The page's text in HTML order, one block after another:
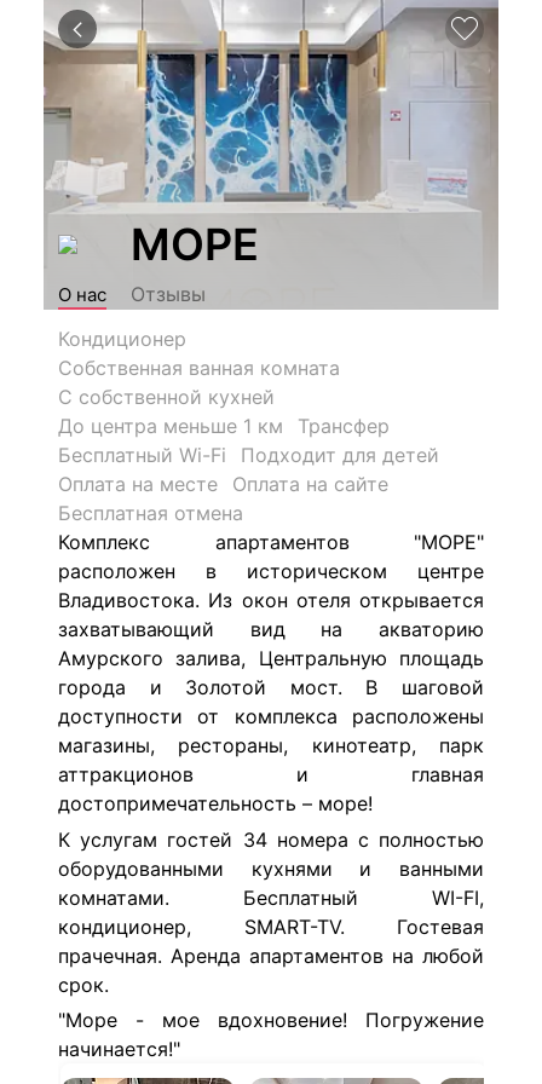
МОРЕ
О нас
Отзывы
Кондиционер
Собственная ванная комната
С собственной кухней
До центра меньше 1 км
Трансфер
Бесплатный Wi-Fi
Подходит для детей
Оплата на месте
Оплата на сайте
Бесплатная отмена
Комплекс апартаментов "МОРЕ"
расположен в историческом центре
Владивостока. Из окон отеля открывается
захватывающий вид на акваторию
Амурского залива, Центральную площадь
города и Золотой мост. В шаговой
доступности от комплекса расположены
магазины, рестораны, кинотеатр, парк
аттракционов и главная
достопримечательность – море!
К услугам гостей 34 номера с полностью
оборудованными кухнями и ванными
комнатами. Бесплатный WI-FI,
кондиционер, SMART-TV. Гостевая
прачечная. Аренда апартаментов на любой
срок.
"Море - мое вдохновение! Погружение
начинается!"